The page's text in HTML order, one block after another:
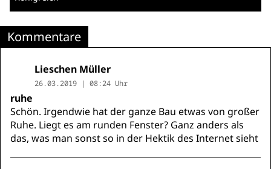
Kommentare
Lieschen Müller
26.03.2019 | 08:24 Uhr
ruhe
Schön. Irgendwie hat der ganze Bau etwas von großer
Ruhe. Liegt es am runden Fenster? Ganz anders als
das, was man sonst so in der Hektik des Internet sieht